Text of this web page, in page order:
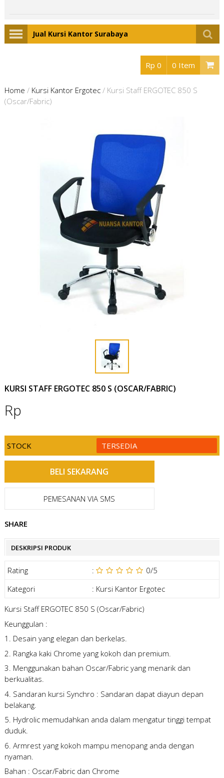
Jual Kursi Kantor Surabaya
Rp 0 0 Item
Home / Kursi Kantor Ergotec/ Kursi Staff ERGOTEC 850 S
(Oscar/Fabric)
KURSI STAFF ERGOTEC 850 S (OSCAR/FABRIC)
Rp
STOCK TERSEDIA
PEMESANAN VIA SMS
SHARE
DESKRIPSI PRODUK
Rating : 0/5
Kategori
: Kursi Kantor Ergotec
Kursi Staff ERGOTEC 850 S (Oscar/Fabric)
Keunggulan :
1. Desain yang elegan dan berkelas.
2. Rangka kaki Chrome yang kokoh dan premium.
3. Menggunakan bahan Oscar/Fabric yang menarik dan
berkualitas.
4. Sandaran kursi Synchro : Sandaran dapat diayun depan
belakang.
5. Hydrolic memudahkan anda dalam mengatur tinggi tempat
duduk.
6. Armrest yang kokoh mampu menopang anda dengan
nyaman.
Bahan : Oscar/Fabric dan Chrome